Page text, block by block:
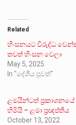
Related
හිංසනයට විරුද්ධ
තවත් හිංසන වෙලා
May 5, 2025
In "දේශීය පුවත්"
ළමයින්ටත්
හිමියි – ළමා ප්‍රඥප්තිය
October 13, 2022